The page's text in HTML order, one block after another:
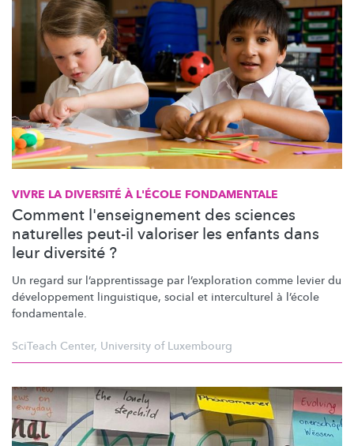
VIVRE LA DIVERSITÉ À L'ÉCOLE FONDAMENTALE
Comment l'enseignement des sciences
naturelles peut-il valoriser les enfants dans
leur diversité ?
Un regard sur l’apprentissage par l’exploration comme levier du
développement linguistique, social et interculturel à l’école
fondamentale.
SciTeach Center, University of Luxembourg